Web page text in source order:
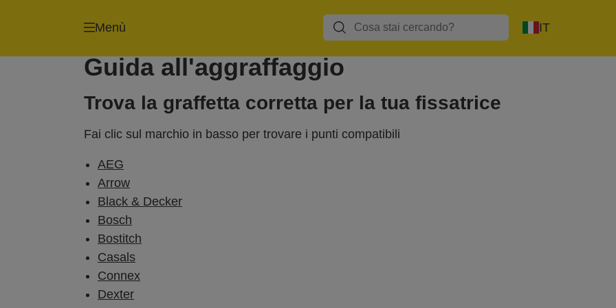
Menù IT
Guida all'aggraffaggio
Trova la graffetta corretta per la tua fissatrice
Fai clic sul marchio in basso per trovare i punti compatibili
AEG
Arrow
Black & Decker
Bosch
Bostitch
Casals
Connex
Dexter